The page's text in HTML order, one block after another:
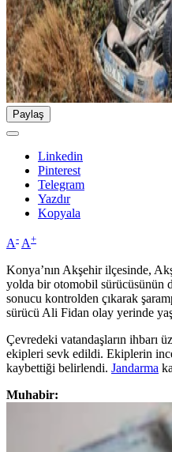
Paylaş
Linkedin
Pinterest
Telegram
Yazdır
Kopyala
A- A+
Konya’nın Akşehir ilçesinde,
yolda bir otomobil sürücüsünün
sonucu kontrolden çıkarak
sürücü Ali Fidan olay yerinde
Çevredeki vatandaşların ihbarı
ekipleri sevk edildi. Ekiplerin
kaybettiği belirlendi. Jandarma
Muhabir: